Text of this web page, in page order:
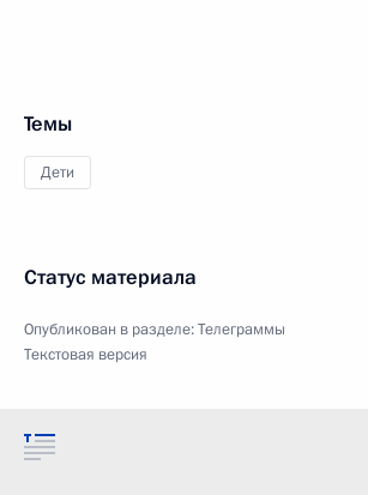
Темы
Дети
Статус материала
Опубликован в разделе:Телеграммы
Текстовая версия